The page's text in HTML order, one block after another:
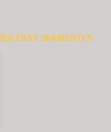
FRÅN SKRIBENTEN